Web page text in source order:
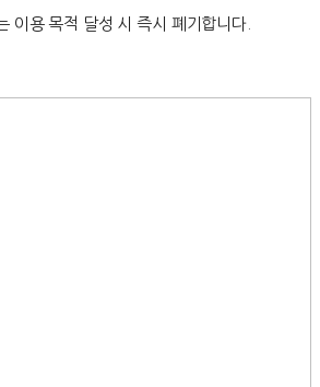
이용 목적 달성 시 즉시 폐기합니다.